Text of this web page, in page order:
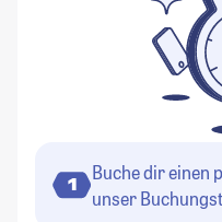
1
Buche dir einen
unser